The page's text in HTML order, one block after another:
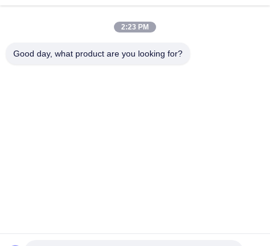
VIVI DENTAI
LABORATORY
2:23 PM
Good day, what product are you looking for?